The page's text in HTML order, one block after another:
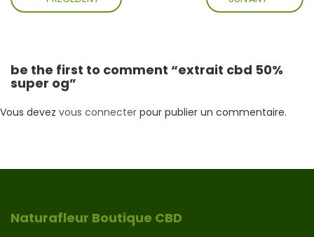
be the first to comment “extrait cbd 50%
super og”
Vous devez vous connecter pour publier un commentaire.
Naturafleur Boutique CBD